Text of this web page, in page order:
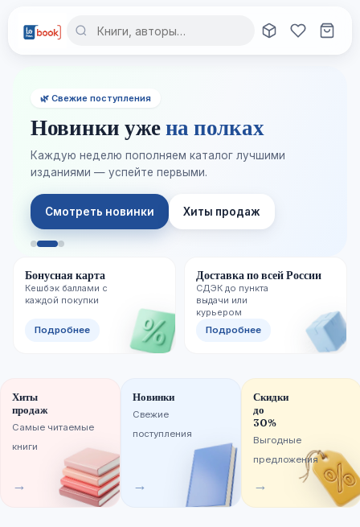
🌿 Свежие поступления
Новинки ужена полках
Каждую неделю пополняем каталог лучшими
изданиями — успейте первыми.
Смотреть новинки Хиты продаж
Бонусная карта
Кешбэк баллами с
каждой покупки
Подробнее
Доставка по всей России
СДЭК до пункта
выдачи или
курьером
Подробнее
Хиты
продаж
Самые читаемые
книги
→
Новинки
Свежие
поступления
→
Скидки
до
30%
Выгодные
предложения
→